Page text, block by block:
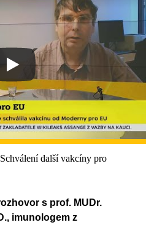
další vakcíny pro
s prof. MUDr.
imunologem z